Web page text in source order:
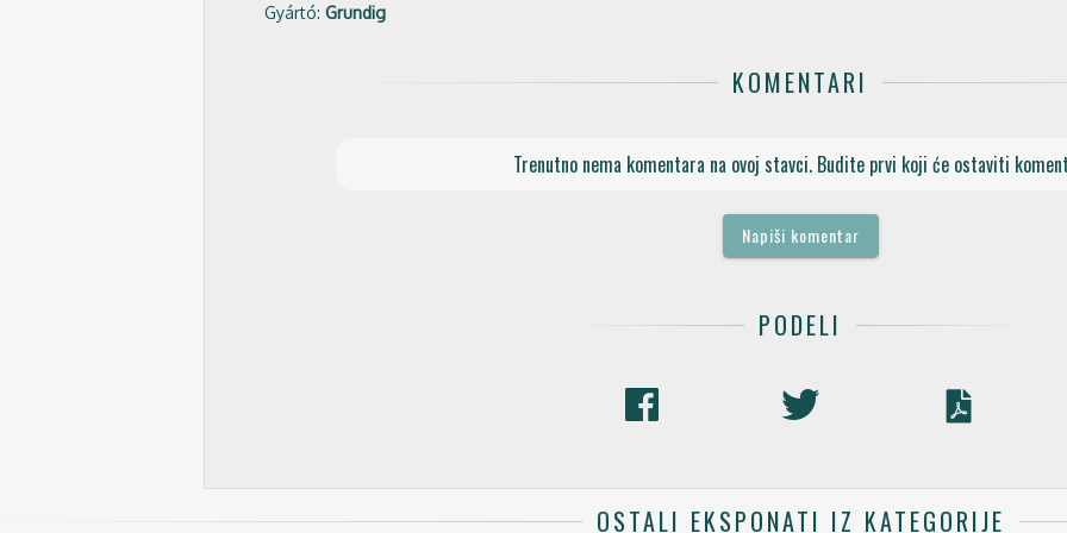
Gyártó: Grundig
KOMENTARI
Trenutno nema komentara na ovoj stavci. Budite prvi koji će ostaviti
Napiši komentar
PODELI
OSTALI EKSPONATI IZ KATEGORIJE